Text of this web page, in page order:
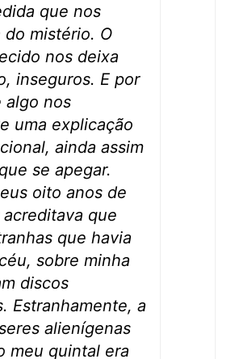
que nos
do mistério. O
nos deixa
inseguros. E por
algo nos
uma explicação
ainda assim
se apegar.
oito anos de
que
que havia
sobre minha
discos
Estranhamente, a
alienígenas
meu quintal era